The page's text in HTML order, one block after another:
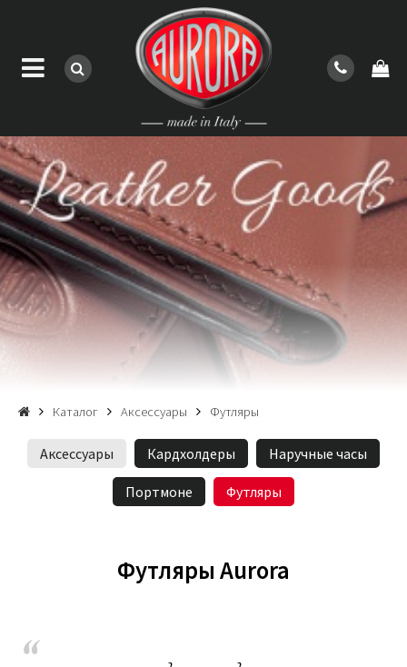
Каталог Аксессуары Футляры
Аксессуары Кардхолдеры Наручные часы
Портмоне Футляры
Футляры Aurora